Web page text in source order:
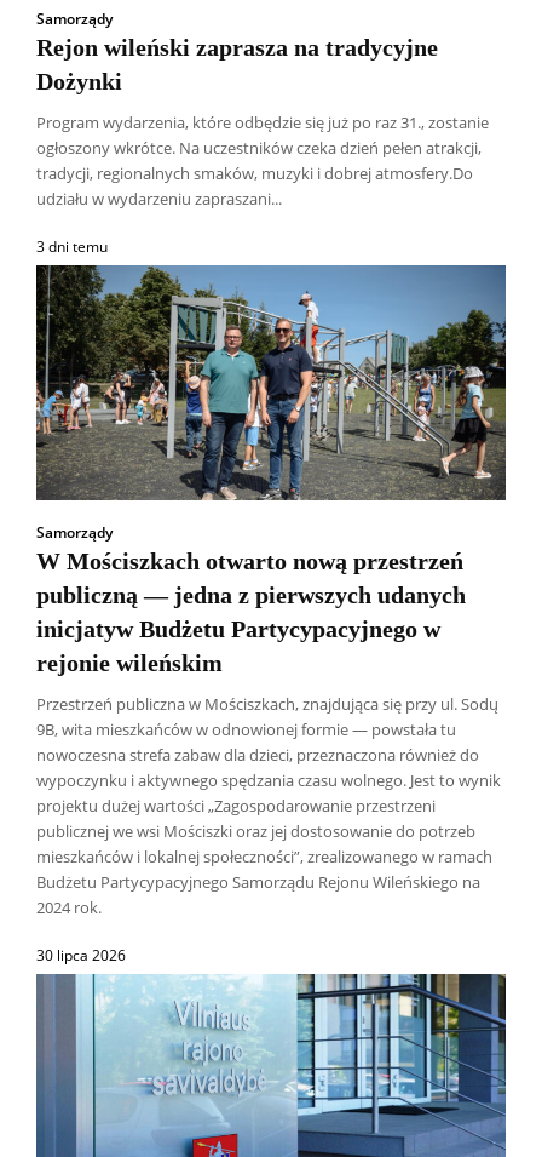
Samorządy
Rejon wileński zaprasza na tradycyjne
Dożynki
Program wydarzenia, które odbędzie się już po raz 31., zostanie
ogłoszony wkrótce. Na uczestników czeka dzień pełen atrakcji,
tradycji, regionalnych smaków, muzyki i dobrej atmosfery.Do
udziału w wydarzeniu zapraszani...
3 dni temu
Samorządy
W Mościszkach otwarto nową przestrzeń
publiczną — jedna z pierwszych udanych
inicjatyw Budżetu Partycypacyjnego w
rejonie wileńskim
Przestrzeń publiczna w Mościszkach, znajdująca się przy ul. Sodų
9B, wita mieszkańców w odnowionej formie — powstała tu
nowoczesna strefa zabaw dla dzieci, przeznaczona również do
wypoczynku i aktywnego spędzania czasu wolnego. Jest to wynik
projektu dużej wartości „Zagospodarowanie przestrzeni
publicznej we wsi Mościszki oraz jej dostosowanie do potrzeb
mieszkańców i lokalnej społeczności”, zrealizowanego w ramach
Budżetu Partycypacyjnego Samorządu Rejonu Wileńskiego na
2024 rok.
30 lipca 2026